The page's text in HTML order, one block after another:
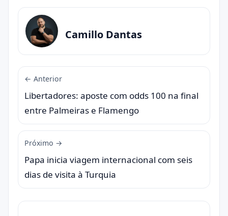
Camillo Dantas
← Anterior
Libertadores: aposte com odds 100 na final
entre Palmeiras e Flamengo
Próximo →
Papa inicia viagem internacional com seis
dias de visita à Turquia